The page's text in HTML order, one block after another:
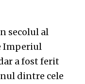
secolul al
Imperiul
a fost ferit
dintre cele